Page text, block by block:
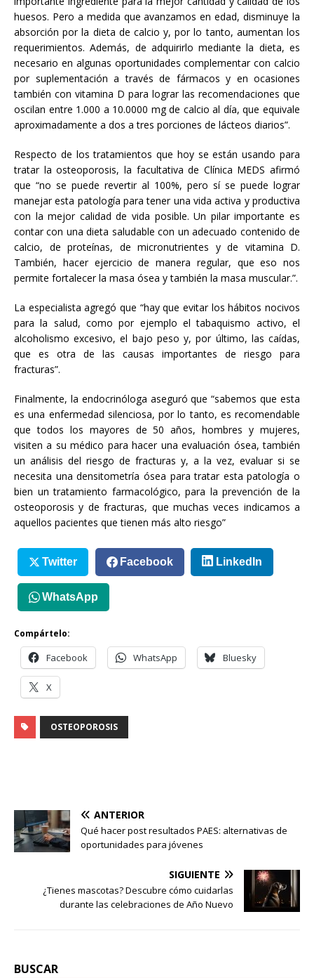
huesos. Pero a medida que avanzamos en edad, disminuye la
absorción por la dieta de calcio y, por lo tanto, aumentan los
requerimientos. Además, de adquirirlo mediante la dieta, es
necesario en algunas oportunidades complementar con calcio
por suplementación a través de fármacos y en ocasiones
también con vitamina D para lograr las recomendaciones que
oscilan entre 1.000 a 10.0000 mg de calcio al día, que equivale
aproximadamente a dos a tres porciones de lácteos diarios”.
Respecto de los tratamientos que hoy se están usando para
tratar la osteoporosis, la facultativa de Clínica MEDS afirmó
que “no se puede revertir al 100%, pero sí se puede lograr
manejar esta patología para tener una vida activa y productiva
con la mejor calidad de vida posible. Un pilar importante es
contar con una dieta saludable con un adecuado contenido de
calcio, de proteínas, de micronutrientes y de vitamina D.
También, hacer ejercicio de manera regular, que eso nos
permite fortalecer la masa ósea y también la masa muscular.”.
La especialista agregó que “hay que evitar los hábitos nocivos
para la salud, como por ejemplo el tabaquismo activo, el
alcoholismo excesivo, el bajo peso y, por último, las caídas,
que es otra de las causas importantes de riesgo para
fracturas”.
Finalmente, la endocrinóloga aseguró que “sabemos que esta
es una enfermedad silenciosa, por lo tanto, es recomendable
que todos los mayores de 50 años, hombres y mujeres,
visiten a su médico para hacer una evaluación ósea, también
un análisis del riesgo de fracturas y, a la vez, evaluar si se
necesita una densitometría ósea para tratar esta patología o
bien un tratamiento farmacológico, para la prevención de la
osteoporosis y de fracturas, que muchas veces indicamos a
aquellos pacientes que tienen más alto riesgo”
Twitter Facebook LinkedIn
WhatsApp
Compártelo:
Facebook WhatsApp Bluesky
X
OSTEOPOROSIS
ANTERIOR
Qué hacer post resultados PAES: alternativas de
oportunidades para jóvenes
SIGUIENTE
¿Tienes mascotas? Descubre cómo cuidarlas
durante las celebraciones de Año Nuevo
BUSCAR